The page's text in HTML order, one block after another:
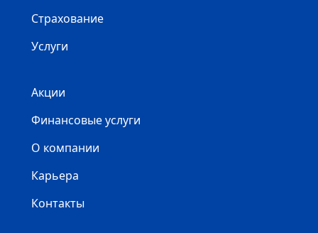
Страхование
Услуги
Акции
Финансовые услуги
О компании
Карьера
Контакты